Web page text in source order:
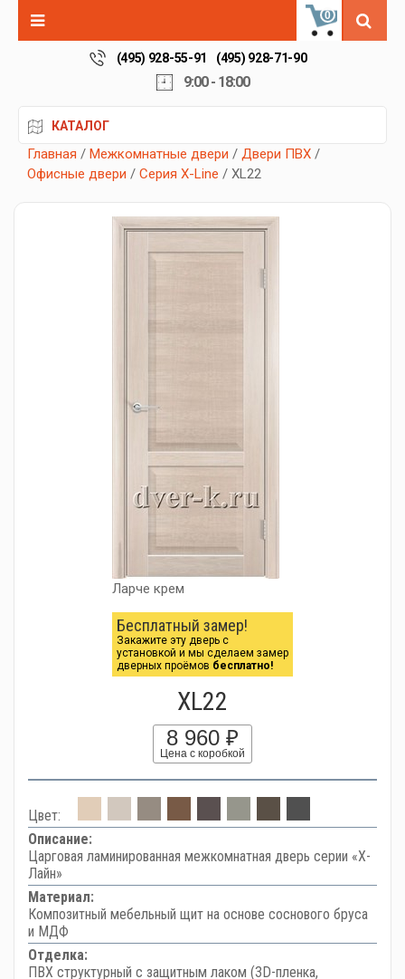
0
(495) 928-55-91 (495) 928-71-90
9:00 - 18:00
КАТАЛОГ
Главная / Межкомнатные двери / Двери ПВХ /
Офисные двери / Серия X-Line / XL22
Ларче крем
Бесплатный замер!
Закажите эту дверь с
установкой и мы сделаем замер
дверных проёмов бесплатно!
XL22
8 960 ₽
Цена с коробкой
Цвет:
Описание:
Царговая ламинированная межкомнатная дверь серии «Х-
Лайн»
Материал:
Композитный мебельный щит на основе соснового бруса
и МДФ
Отделка:
ПВХ структурный с защитным лаком (3D-пленка,